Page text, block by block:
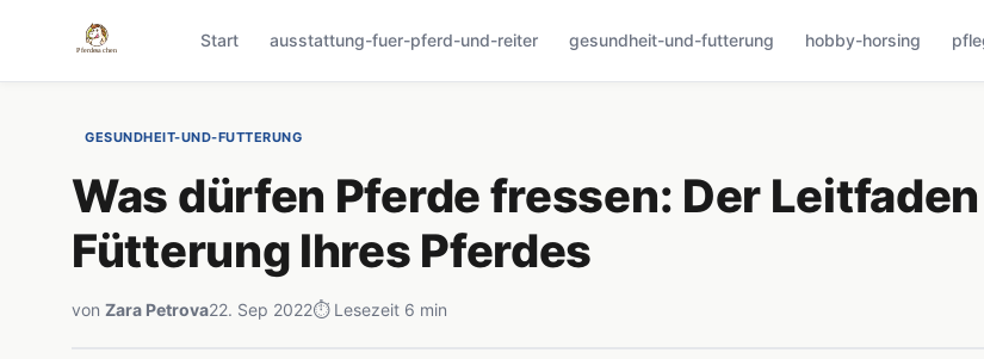
Start ausstattung-fuer-pferd-und-reiter gesundheit-und-futterung hobby-horsing
GESUNDHEIT-UND-FUTTERUNG
Was dürfen Pferde fressen: Der
Fütterung Ihres Pferdes
von Zara Petrova22. Sep 2022⏱ Lesezeit 6 min